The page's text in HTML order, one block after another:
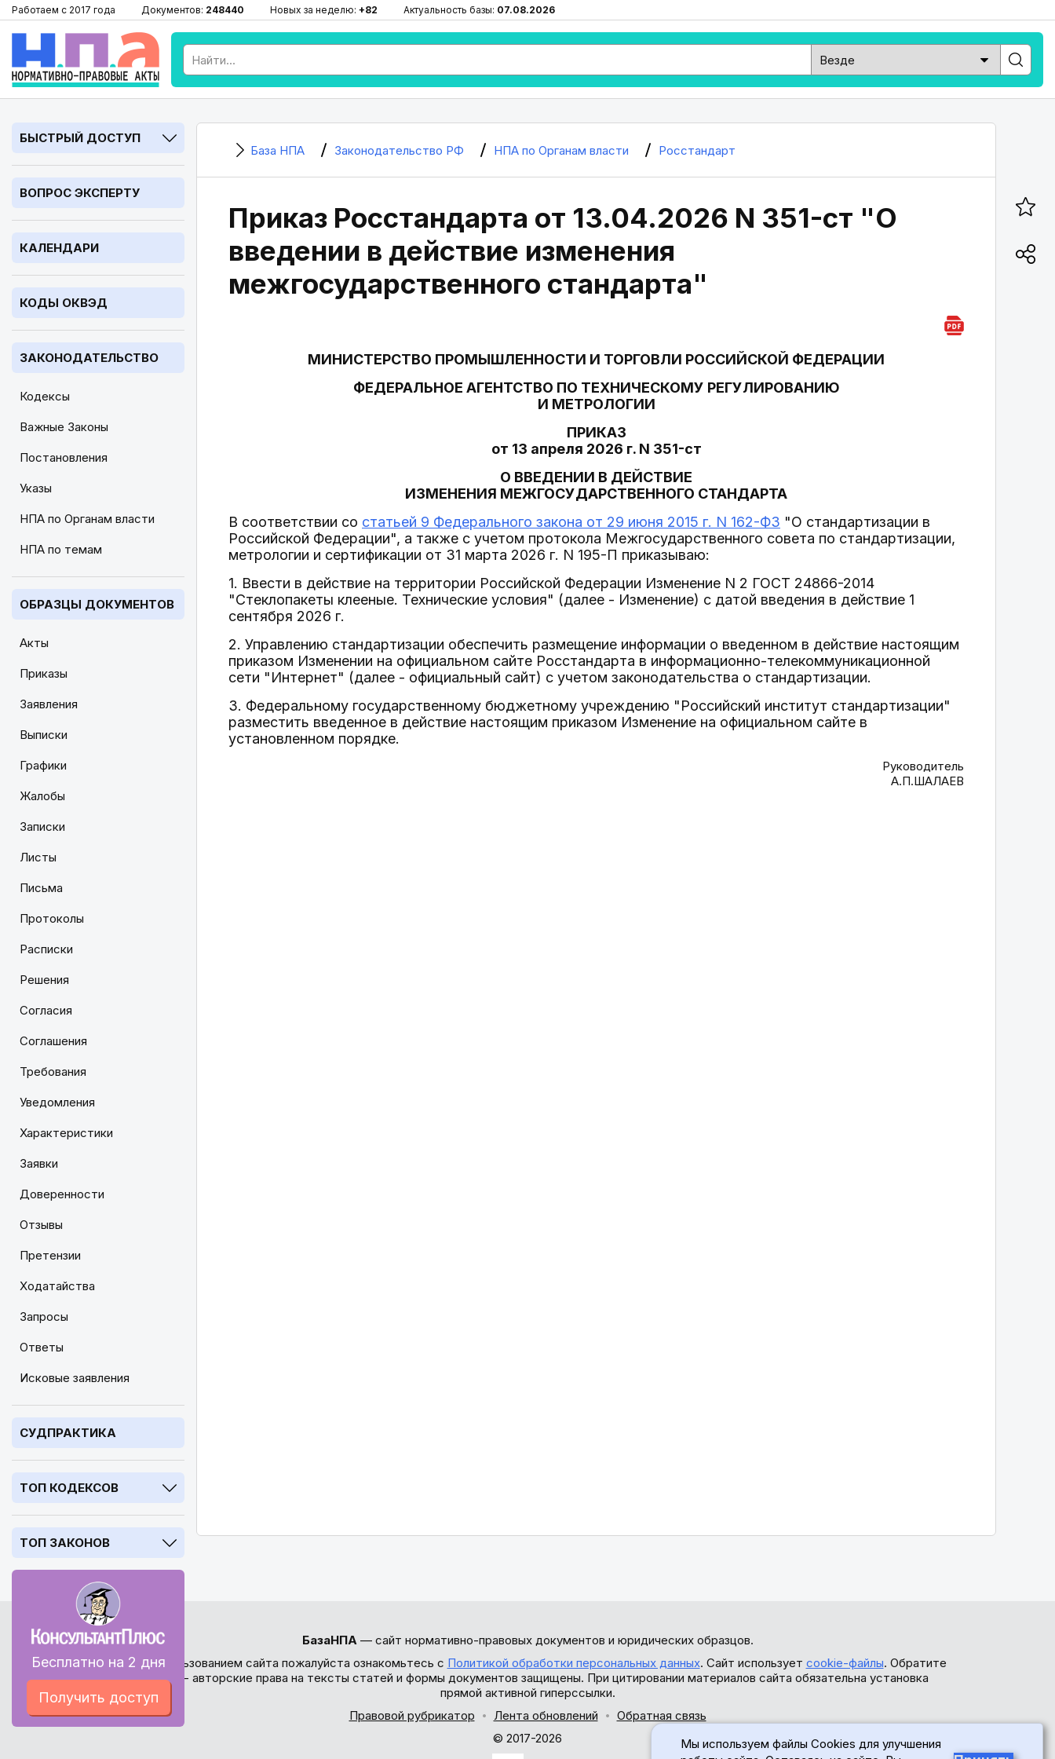
Работаем с 2017 года Документов: 248440 Новых за неделю: +82 Актуальность базы: 07.08.2026
БЫСТРЫЙ ДОСТУП
ВОПРОС ЭКСПЕРТУ
КАЛЕНДАРИ
КОДЫ ОКВЭД
ЗАКОНОДАТЕЛЬСТВО
Кодексы
Важные Законы
Постановления
Указы
НПА по Органам власти
НПА по темам
ОБРАЗЦЫ ДОКУМЕНТОВ
Акты
Приказы
Заявления
Выписки
Графики
Жалобы
Записки
Листы
Письма
Протоколы
Расписки
Решения
Согласия
Соглашения
Требования
Уведомления
Характеристики
Заявки
Доверенности
Отзывы
Претензии
Ходатайства
Запросы
Ответы
Исковые заявления
СУДПРАКТИКА
ТОП КОДЕКСОВ
ТОП ЗАКОНОВ
Бесплатно на 2 дня
Получить доступ
База НПА Законодательство РФ НПА по Органам власти Росстандарт
Приказ Росстандарта от 13.04.2026 N 351-ст "О
введении в действие изменения
межгосударственного стандарта"
МИНИСТЕРСТВО ПРОМЫШЛЕННОСТИ И ТОРГОВЛИ РОССИЙСКОЙ ФЕДЕРАЦИИ
ФЕДЕРАЛЬНОЕ АГЕНТСТВО ПО ТЕХНИЧЕСКОМУ РЕГУЛИРОВАНИЮ
И МЕТРОЛОГИИ
ПРИКАЗ
от 13 апреля 2026 г. N 351-ст
О ВВЕДЕНИИ В ДЕЙСТВИЕ
ИЗМЕНЕНИЯ МЕЖГОСУДАРСТВЕННОГО СТАНДАРТА
В соответствии со статьей 9 Федерального закона от 29 июня 2015 г. N 162-ФЗ "О стандартизации в
Российской Федерации", а также с учетом протокола Межгосударственного совета по стандартизации,
метрологии и сертификации от 31 марта 2026 г. N 195-П приказываю:
1. Ввести в действие на территории Российской Федерации Изменение N 2 ГОСТ 24866-2014
"Стеклопакеты клееные. Технические условия" (далее - Изменение) с датой введения в действие 1
сентября 2026 г.
2. Управлению стандартизации обеспечить размещение информации о введенном в действие настоящим
приказом Изменении на официальном сайте Росстандарта в информационно-телекоммуникационной
сети "Интернет" (далее - официальный сайт) с учетом законодательства о стандартизации.
3. Федеральному государственному бюджетному учреждению "Российский институт стандартизации"
разместить введенное в действие настоящим приказом Изменение на официальном сайте в
установленном порядке.
Руководитель
А.П.ШАЛАЕВ
БазаНПА— сайт нормативно-правовых документов и юридических образцов.
Перед использованием сайта пожалуйста ознакомьтесь с Политикой обработки персональных данных. Сайт использует cookie-файлы. Обратите
внимание - авторские права на тексты статей и формы документов защищены. При цитировании материалов сайта обязательна установка
прямой активной гиперссылки.
Правовой рубрикатор
Лента обновлений
Обратная связь
© 2017-2026
Мы используем файлы Cookies для улучшения